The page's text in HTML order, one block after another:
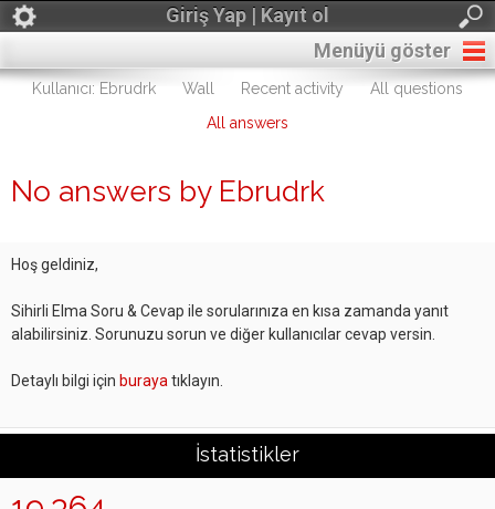
Giriş Yap | Kayıt ol
Menüyü göster
Kullanıcı: Ebrudrk Wall Recent activity
All questions
All answers
No answers by Ebrudrk
Hoş geldiniz,
Sihirli Elma Soru & Cevap ile sorularınıza en kısa zamanda yanıt
alabilirsiniz. Sorunuzu sorun ve diğer kullanıcılar cevap versin.
Detaylı bilgi için buraya tıklayın.
İstatistikler